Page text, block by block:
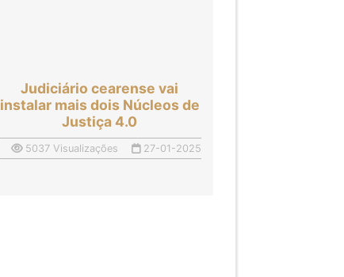
Judiciário cearense vai
instalar mais dois Núcleos de
Justiça 4.0
5037 Visualizações 27-01-2025